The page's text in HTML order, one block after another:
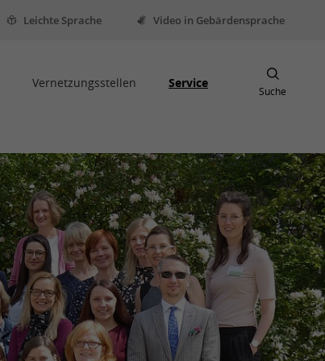
Leichte Sprache Video in Gebärdensprache
Vernetzungsstellen Service
Suche